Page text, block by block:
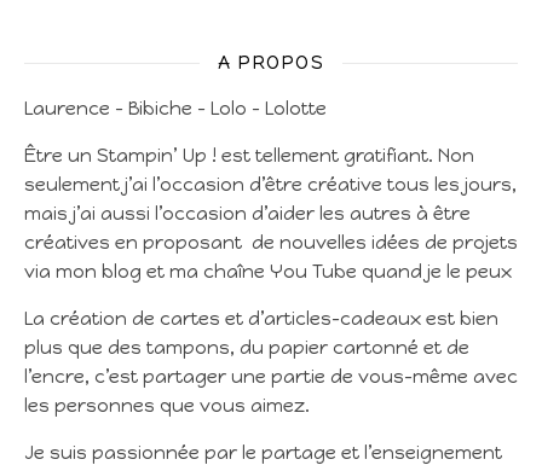
A PROPOS
Laurence – Bibiche – Lolo – Lolotte
Être un Stampin’ Up ! est tellement gratifiant. Non
seulement j’ai l’occasion d’être créative tous les jours,
mais j’ai aussi l’occasion d’aider les autres à être
créatives en proposant de nouvelles idées de projets
via mon blog et ma chaîne You Tube quand je le peux
La création de cartes et d’articles-cadeaux est bien
plus que des tampons, du papier cartonné et de
l’encre, c’est partager une partie de vous-même avec
les personnes que vous aimez.
Je suis passionnée par le partage et l’enseignement